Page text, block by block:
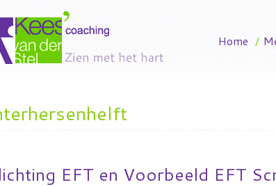
Home /
EFT en Voorbeeld EFT